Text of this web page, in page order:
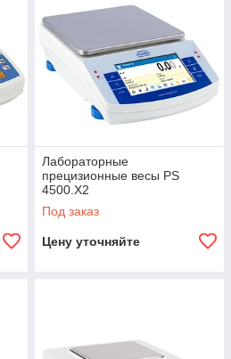
Лабораторные
прецизионные весы PS
4500.X2
Под заказ
Цену уточняйте